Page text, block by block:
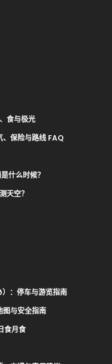
食与极光
、保险与路线 FAQ
什么时候？
天空？
：停车与游览指南
图与安全指南
食月食